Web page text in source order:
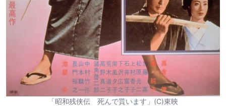
「昭和残侠伝 死んで貰います」(C)東映